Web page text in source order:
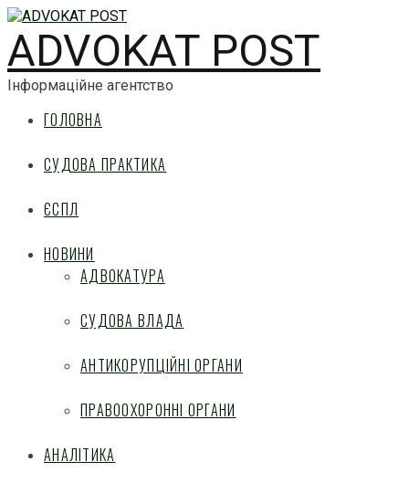
ADVOKAT POST
Інформаційне агентство
ГОЛОВНА
СУДОВА ПРАКТИКА
ЄСПЛ
НОВИНИ
АДВОКАТУРА
СУДОВА ВЛАДА
АНТИКОРУПЦІЙНІ ОРГАНИ
ПРАВООХОРОННІ ОРГАНИ
АНАЛІТИКА